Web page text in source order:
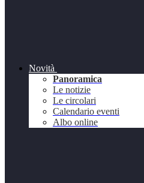
Novità
Panoramica
Le notizie
Le circolari
Calendario eventi
Albo online